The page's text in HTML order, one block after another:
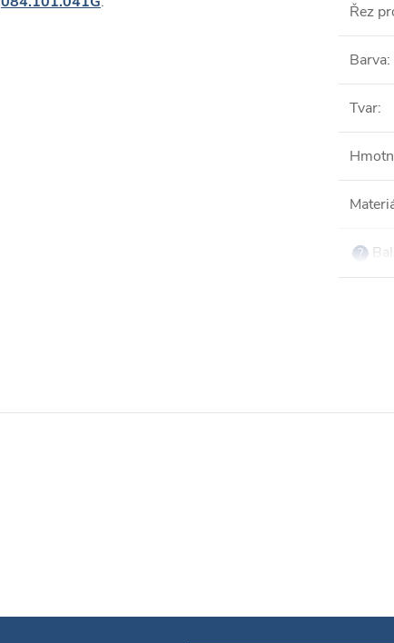
Řez
Barva:
Tvar:
?